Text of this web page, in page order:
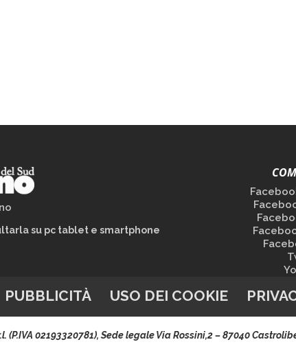
su pc tablet e smartphone
PUBBLICITÀ USO DEI COOKIE
02193320781), Sede legale Via Rossini,2 – 87040